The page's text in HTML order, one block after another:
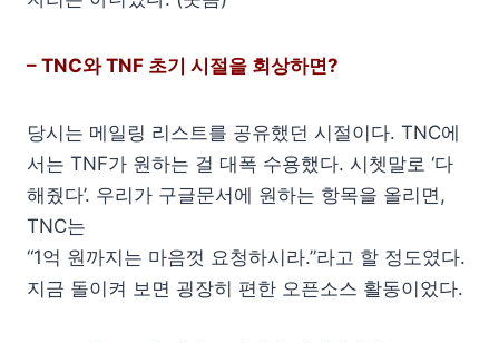
– TNC와 TNF 초기 시절을 회상하면?
당시는 메일링 리스트를 공유했던 시절이다. TNC에
서는 TNF가 원하는 걸 대폭 수용했다. 시쳇말로 ‘다
해줬다’. 우리가 구글문서에 원하는 항목을 올리면,
TNC는
“1억 원까지는 마음껏 요청하시라.”라고 할 정도였다.
지금 돌이켜 보면 굉장히 편한 오픈소스 활동이었다.